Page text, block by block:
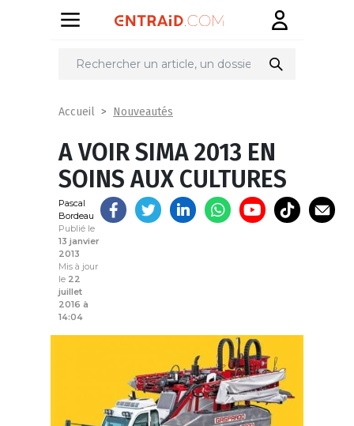
Partager
Accueil Nouveautés
A VOIR SIMA 2013 EN
SOINS AUX CULTURES
Pascal
Bordeau
Publié le
13 janvier
2013
Mis à jour
le 22
juillet
2016 à
14:04